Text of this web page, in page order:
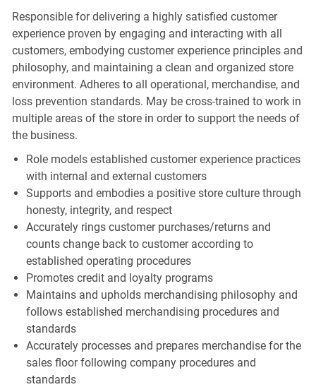
Responsible for delivering a highly satisfied customer
experience proven by engaging and interacting with all
customers, embodying customer experience principles and
philosophy, and maintaining a clean and organized store
environment. Adheres to all operational, merchandise, and
loss prevention standards. May be cross-trained to work in
multiple areas of the store in order to support the needs of
the business.
Role models established customer experience practices
with internal and external customers
Supports and embodies a positive store culture through
honesty, integrity, and respect
Accurately rings customer purchases/returns and
counts change back to customer according to
established operating procedures
Promotes credit and loyalty programs
Maintains and upholds merchandising philosophy and
follows established merchandising procedures and
standards
Accurately processes and prepares merchandise for the
sales floor following company procedures and
standards